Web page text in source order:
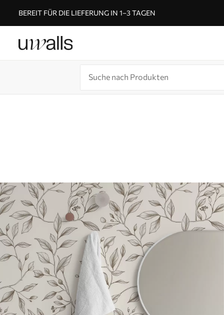
BEREIT FÜR DIE LIEFERUNG IN 1–3 TAGEN